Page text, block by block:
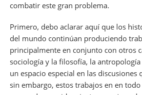
combatir este gran problema.
Primero, debo aclarar aquí que los
del mundo continúan produciendo
principalmente en conjunto con otros
sociología y la filosofía, la
un espacio especial en las discusiones
sin embargo, estos trabajos en en